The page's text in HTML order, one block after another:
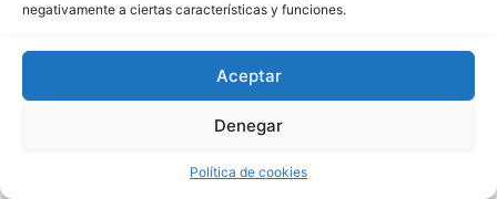
negativamente a ciertas características y funciones.
Aceptar
Denegar
Política de cookies
Todos los derechos © 2026 San Miguel De Los Bancos |